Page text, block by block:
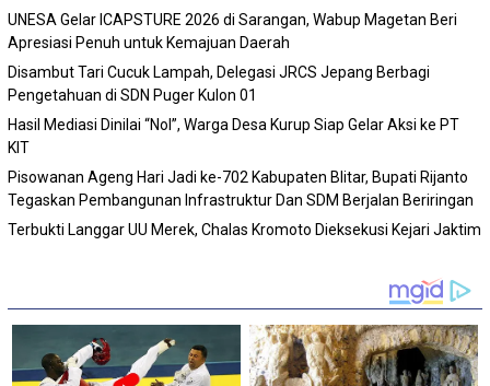
‎UNESA Gelar ICAPSTURE 2026 di Sarangan, Wabup Magetan Beri
Apresiasi Penuh untuk Kemajuan Daerah
Disambut Tari Cucuk Lampah, Delegasi JRCS Jepang Berbagi
Pengetahuan di SDN Puger Kulon 01
Hasil Mediasi Dinilai “Nol”, Warga Desa Kurup Siap Gelar Aksi ke PT
KIT
Pisowanan Ageng Hari Jadi ke-702 Kabupaten Blitar, Bupati Rijanto
Tegaskan Pembangunan Infrastruktur Dan SDM Berjalan Beriringan
Terbukti Langgar UU Merek, Chalas Kromoto Dieksekusi Kejari Jaktim